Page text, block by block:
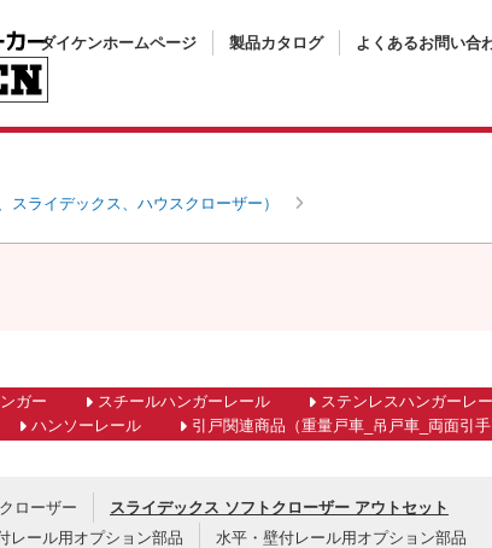
ダイケンホームページ 製品カタログ よくあるお問い合
ライデックス、ハウスクローザー）
ガー スチールハンガーレール
ステンレスハンガーレ
ハンソーレール 引戸関連商品（重量戸車_吊戸車_両面引手
ローザー
スライデックス ソフトクローザー アウトセット
レール用オプション部品
水平・壁付レール用オプション部品